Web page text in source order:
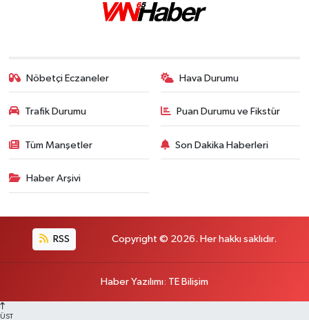
Nöbetçi Eczaneler Hava Durumu
Trafik Durumu Puan Durumu ve Fikstür
Tüm Manşetler Son Dakika Haberleri
Haber Arşivi
RSS Copyright © 2026. Her hakkı saklıdır.
Haber Yazılımı: TE Bilişim
ÜST